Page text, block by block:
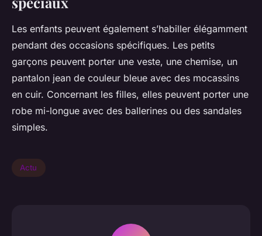
Les enfants peuvent également s’habiller élégamment
pendant des occasions spécifiques. Les petits
garçons peuvent porter une veste, une chemise, un
pantalon jean de couleur bleue avec des mocassins
en cuir. Concernant les filles, elles peuvent porter une
robe mi-longue avec des ballerines ou des sandales
simples.
Actu